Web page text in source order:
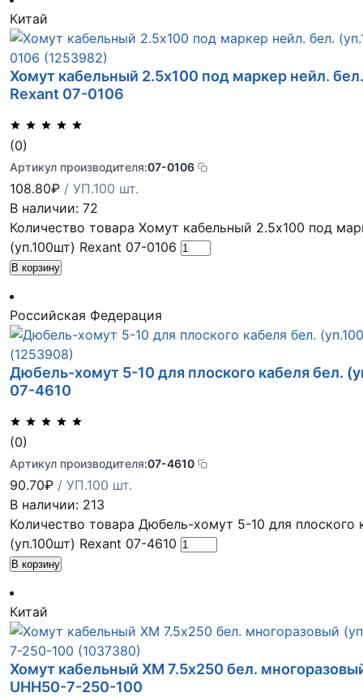
Китай
Хомут кабельный 2.5х100 под маркер нейл.
Rexant 07-0106
(0)
Артикул производителя:07-0106
108.80₽ / УП.100 шт.
В наличии: 72
Количество товара Хомут кабельный 2.5х100 под
(уп.100шт) Rexant 07-0106
В корзину
Российская Федерация
Дюбель-хомут 5-10 для плоского кабеля бел.
07-4610
(0)
Артикул производителя:07-4610
90.70₽ / УП.100 шт.
В наличии: 213
Количество товара Дюбель-хомут 5-10 для плоского
(уп.100шт) Rexant 07-4610
В корзину
Китай
Хомут кабельный ХМ 7.5х250 бел.
UHH50-7-250-100